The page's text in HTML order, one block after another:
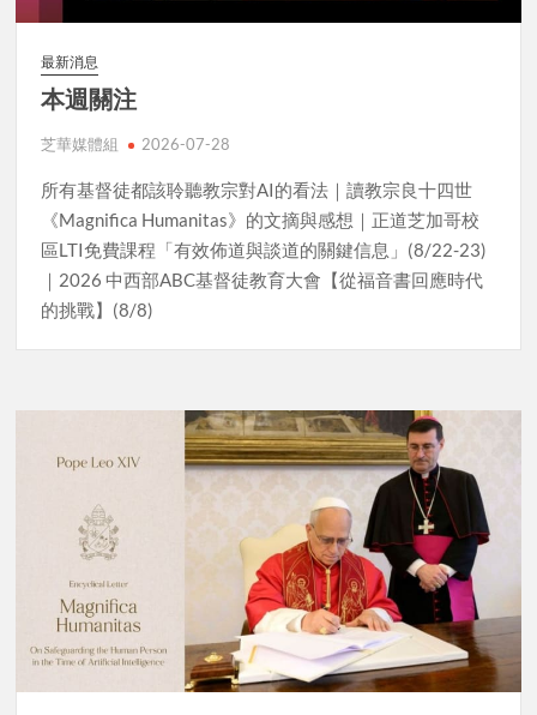
最新消息
本週關注
芝華媒體組 2026-07-28
所有基督徒都該聆聽教宗對AI的看法｜讀教宗良十四世
《Magnifica Humanitas》的文摘與感想｜正道芝加哥校
區LTI免費課程「有效佈道與談道的關鍵信息」(8/22-23)
｜2026 中西部ABC基督徒教育大會【從福音書回應時代
的挑戰】(8/8)